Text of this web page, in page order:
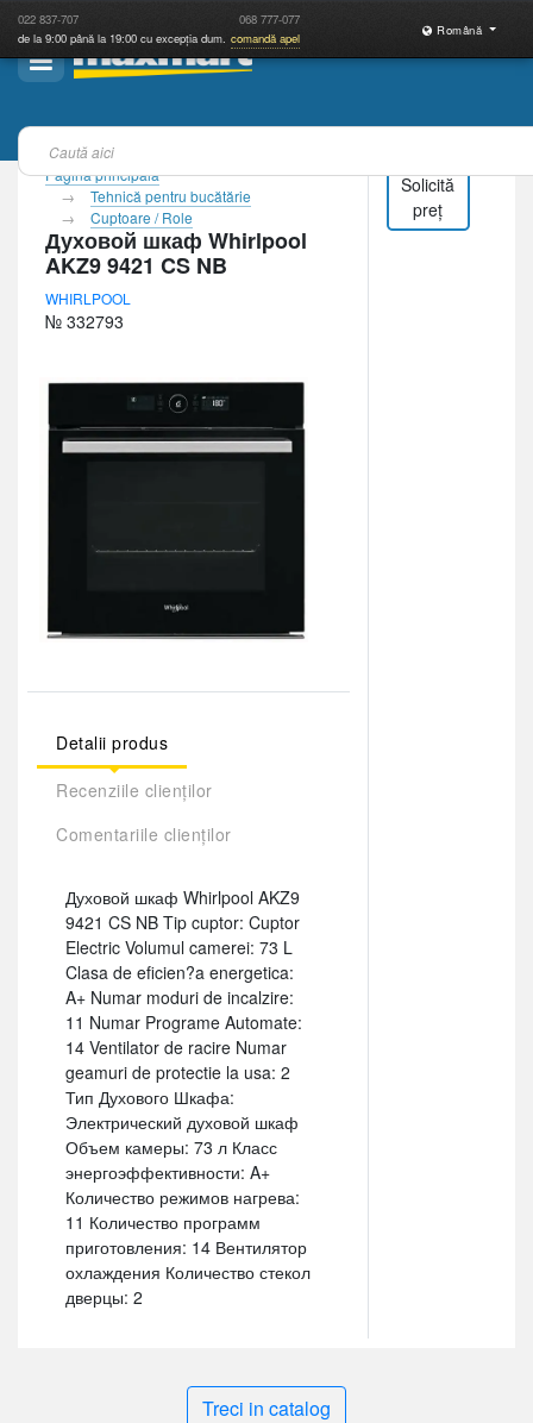
022 837-707 068 777-077
de la 9:00 până la 19:00 cu excepția dum. comandă apel
Română
Pagina principală
Tehnică pentru bucătărie
Cuptoare / Role
Духовой шкаф Whirlpool
AKZ9 9421 CS NB
WHIRLPOOL
№ 332793
Detalii produs
Recenziile clienților
Comentariile clienților
Духовой шкаф Whirlpool AKZ9
9421 CS NB Tip cuptor: Cuptor
Electric Volumul camerei: 73 L
Clasa de eficien?a energetica:
A+ Numar moduri de incalzire:
11 Numar Programe Automate:
14 Ventilator de racire Numar
geamuri de protectie la usa: 2
Тип Духового Шкафа:
Электрический духовой шкаф
Объем камеры: 73 л Класс
энергоэффективности: A+
Количество режимов нагрева:
11 Количество программ
приготовления: 14 Вентилятор
охлаждения Количество стекол
дверцы: 2
Solicită
preț
Treci in catalog